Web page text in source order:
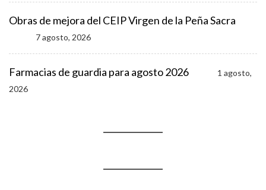
Obras de mejora del CEIP Virgen de la Peña Sacra
7 agosto, 2026
Farmacias de guardia para agosto 2026
1 agosto,
2026